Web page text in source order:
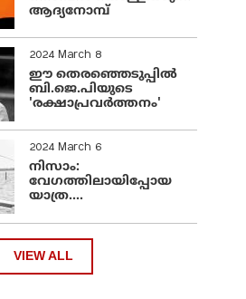
ആദ്യനോമ്പ്
2024 March 8
ഈ തെരഞ്ഞെടുപ്പില്‍
ബി.ജെ.പിയുടെ
'രക്ഷാപ്രവര്‍ത്തനം'
2024 March 6
നിസാം:
വേഗത്തിലായിപ്പോയ
യാത്ര....
VIEW ALL